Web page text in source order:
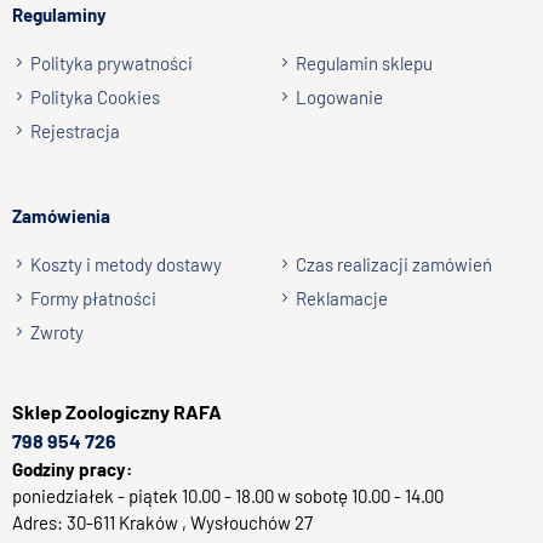
Wyślij opinię
Regulaminy
Polityka prywatności
Regulamin sklepu
Polityka Cookies
Logowanie
Rejestracja
Zamówienia
Koszty i metody dostawy
Czas realizacji zamówień
Formy płatności
Reklamacje
Zwroty
SklepZoologiczny RAFA
798 954 726
Godziny pracy:
poniedziałek - piątek 10.00 - 18.00 w sobotę 10.00 - 14.00
Adres: 30-611 Kraków , Wysłouchów 27